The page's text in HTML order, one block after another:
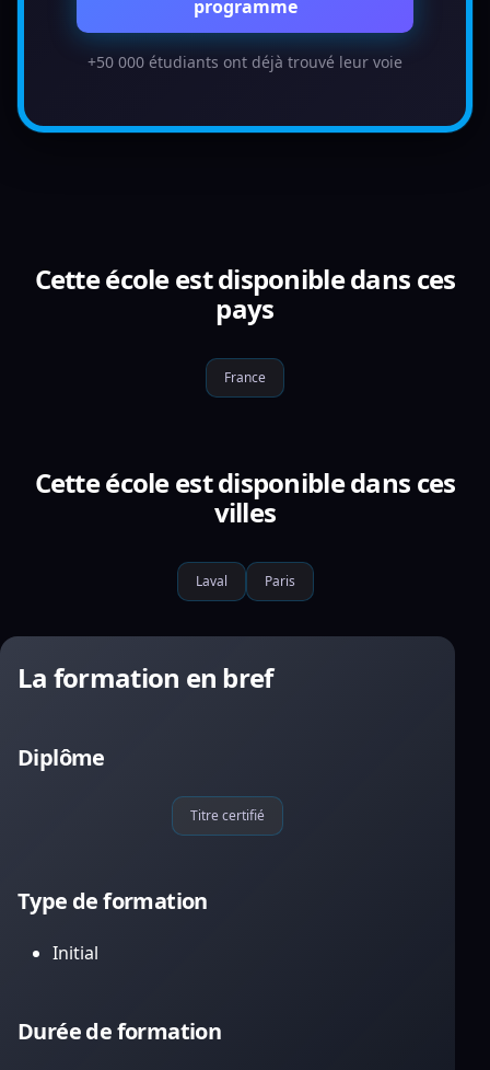
programme
+50 000 étudiants ont déjà trouvé leur voie
Cette école est disponible dans ces
pays
France
Cette école est disponible dans ces
villes
Laval Paris
La formation en bref
Diplôme
Titre certifié
Type de formation
Initial
Durée de formation